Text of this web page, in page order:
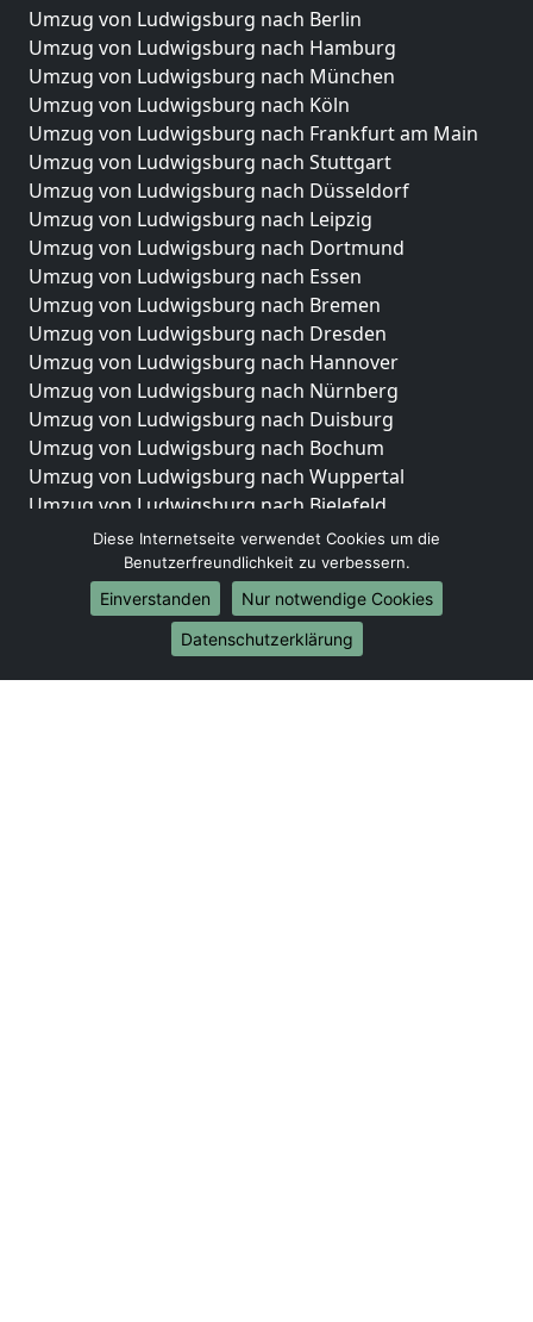
Umzug von Ludwigsburg nach Berlin
Umzug von Ludwigsburg nach Hamburg
Umzug von Ludwigsburg nach München
Umzug von Ludwigsburg nach Köln
Umzug von Ludwigsburg nach Frankfurt am Main
Umzug von Ludwigsburg nach Stuttgart
Umzug von Ludwigsburg nach Düsseldorf
Umzug von Ludwigsburg nach Leipzig
Umzug von Ludwigsburg nach Dortmund
Umzug von Ludwigsburg nach Essen
Umzug von Ludwigsburg nach Bremen
Umzug von Ludwigsburg nach Dresden
Umzug von Ludwigsburg nach Hannover
Umzug von Ludwigsburg nach Nürnberg
Umzug von Ludwigsburg nach Duisburg
Umzug von Ludwigsburg nach Bochum
Umzug von Ludwigsburg nach Wuppertal
Umzug von Ludwigsburg nach Bielefeld
Umzug von Ludwigsburg nach Bonn
Umzug von Ludwigsburg nach Münster
Internationale-Umzüge
Umzug von Ludwigsburg nach Brasilien
Umzug von Ludwigsburg nach Brunei Darussalam
Diese Internetseite verwendet Cookies um die
Benutzerfreundlichkeit zu verbessern.
Einverstanden
Nur notwendige Cookies
Datenschutzerklärung